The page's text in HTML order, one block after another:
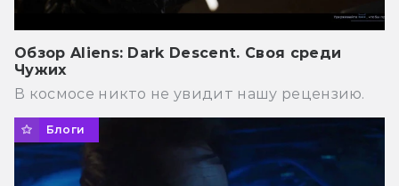
Обзор Aliens: Dark Descent. Своя среди
Чужих
В космосе никто не увидит нашу рецензию.
Блоги